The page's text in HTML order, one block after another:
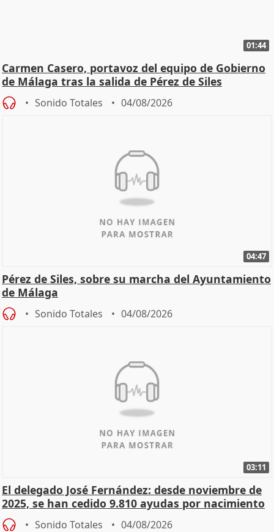
01:44
Carmen Casero, portavoz del equipo de Gobierno
de Málaga tras la salida de Pérez de Siles
Sonido Totales 04/08/2026
04:47
Pérez de Siles, sobre su marcha del Ayuntamiento
de Málaga
Sonido Totales 04/08/2026
03:11
El delegado José Fernández: desde noviembre de
2025, se han cedido 9.810 ayudas por nacimiento
Sonido Totales 04/08/2026